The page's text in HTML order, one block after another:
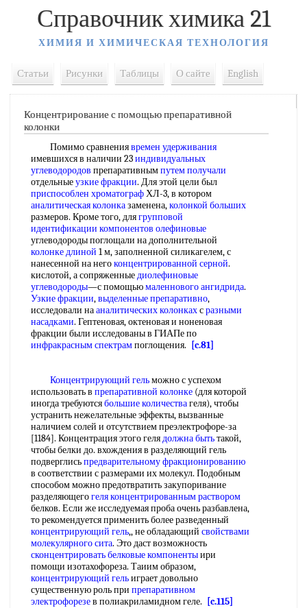
Справочник химика 21
ХИМИЯ И ХИМИЧЕСКАЯ ТЕХНОЛОГИЯ
Статьи Рисунки Таблицы О сайте English
Концентрирование с помощью препаративной
колонки
Помимо сравнениявремен удерживания
имевшихся в наличии 23индивидуальных
углеводородов препаративнымпутем получали
отдельныеузкие фракции. Для этой цели был
приспособлен хроматографХЛ-3, в котором
аналитическая колонказаменена,колонкой больших
размеров. Кроме того, длягрупповой
идентификации компонентов олефиновые
углеводороды поглощали на дополнительной
колонке длиной 1 м, заполненной силикагелем, с
нанесенной на негоконцентрированной серной.
кислотой, а сопряженныедиолефиновые
углеводороды—с помощьюмаленнового ангидрида.
Узкие фракции,выделенные препаративно,
исследовали нааналитических колонкахсразными
насадками. Гептеновая, октеновая и ноненовая
фракции были исследованы в ГИАПе по
инфракрасным спектрампоглощения. [c.81]
Концентрирующий гельможно с успехом
использовать в препаративной колонке (для которой
иногда требуютсябольшие количествагеля), чтобы
устранить нежелательные эффекты, вызванные
наличием солей и отсутствием преэлектрофоре-за
[1184]. Концентрация этого гелядолжна бытьтакой,
чтобы белки до. вхождения в разделяющий гель
подверглисьпредварительному фракционированию
в соответствии с размерами их молекул. Подобным
способом можно предотвратить закупоривание
разделяющегогеля концентрированным раствором
белков. Если же исследуемая проба очень разбавлена,
то рекомендуется применить более разведенный
концентрирующий гель,, не обладающий свойствами
молекулярного сита. Это даст возможность
сконцентрироватьбелковые компонентыири
помощи изотахофореза. Таиим образом,
концентрирующий гельиграет довольно
существенную роль при препаративном
электрофорезев полиакриламидном геле.
[c.115]